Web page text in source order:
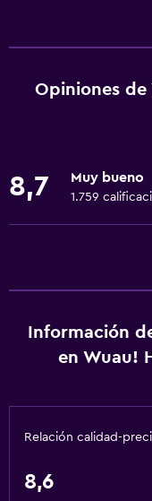
Bicicletas
Juegos de mesa/
Entretenimiento
Paseos a caballo
Paseo en trineo
Patinaje sobre hielo
Servicios básicos
Opiniones de
8,7 Muy bueno
1.759
Información
en Wuau!
Relación calidad-
8,6